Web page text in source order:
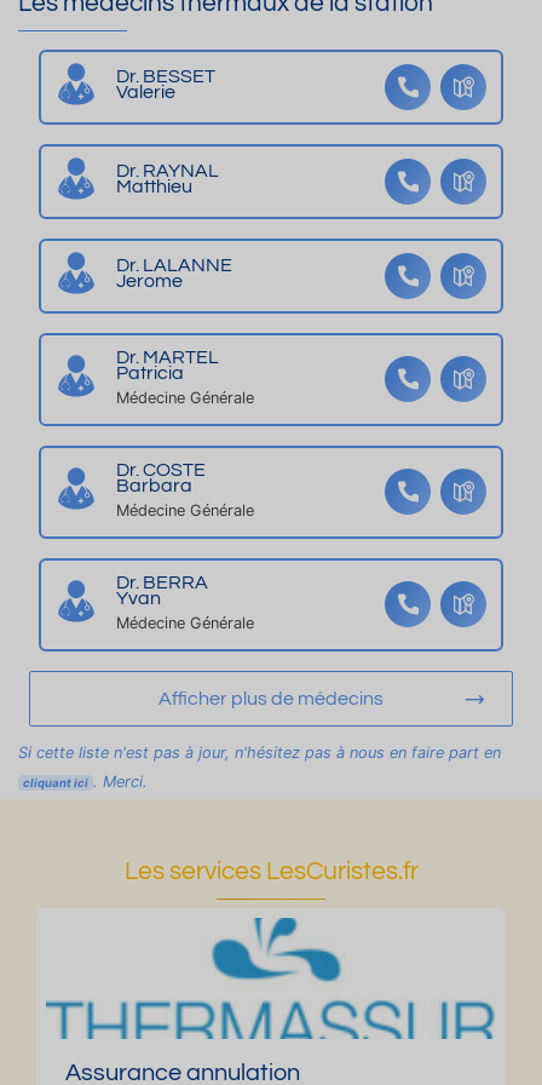
d
u
c
e
nt
re
vil
le
h
e
r
m
e
s
or
d
a
e
ur
et
a
a
ni
m
a
u
p
er
s.,
e
nt
re
le
a
rk
in
g
et
te
rr
a
s
s
e
p
ri
v
a
ti
v
e
Dr. BESSET
Valerie
Dr. RAYNAL
Matthieu
Dr. LALANNE
Jerome
Dr. MARTEL
Patricia
Médecine Générale
Dr. COSTE
Barbara
Médecine Générale
Dr. BERRA
Yvan
Médecine Générale
Afficher plus de médecins
Si cette liste n'est pas à jour, n'hésitez pas à nous en faire part en
cliquant ici . Merci.
Les services LesCuristes.fr
Assurance annulation